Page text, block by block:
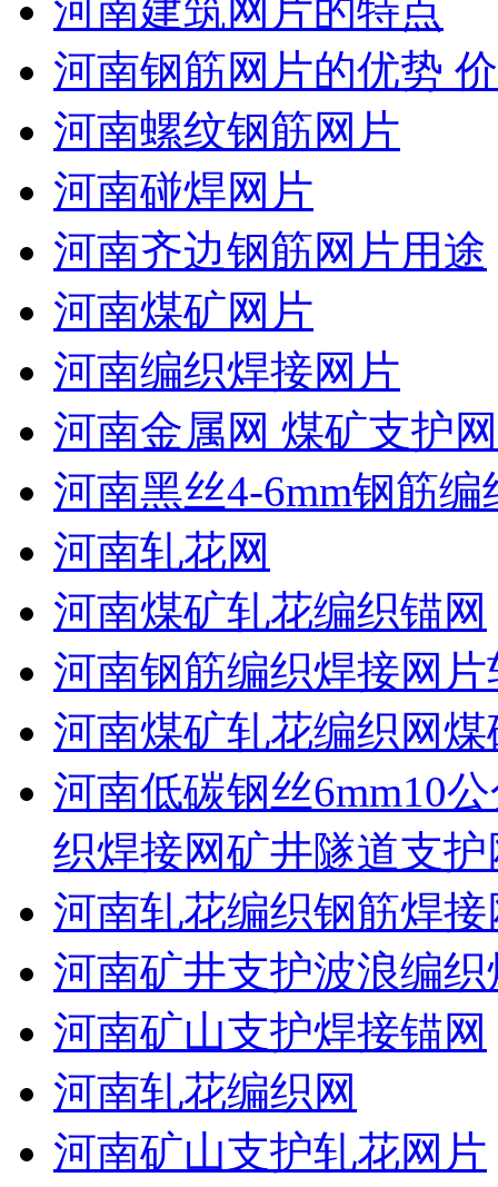
河南建筑网片的特点
河南钢筋网片的优势
河南螺纹钢筋网片
河南碰焊网片
河南齐边钢筋网片用途
河南煤矿网片
河南编织焊接网片
河南金属网 煤矿支护
河南黑丝4-6mm钢筋
河南轧花网
河南煤矿轧花编织锚网
河南钢筋编织焊接网
河南煤矿轧花编织网
河南低碳钢丝6mm10
织焊接网矿井隧道支护
河南轧花编织钢筋焊接
河南矿井支护波浪编
河南矿山支护焊接锚网
河南轧花编织网
河南矿山支护轧花网片